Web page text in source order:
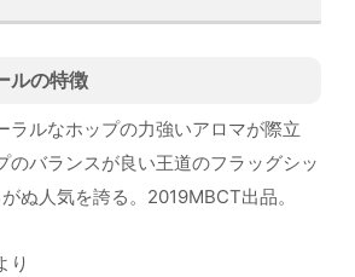
ルの特徴
ラルなホップの力強いアロマが際立
のバランスが良い王道のフラッグシッ
ぬ人気を誇る。2019MBCT出品。
り